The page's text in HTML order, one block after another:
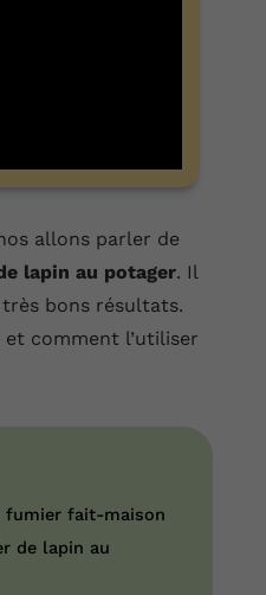
allons parler de
lapin au potager. Il
bons résultats.
et comment l’utiliser
fumier fait-maison
de lapin au